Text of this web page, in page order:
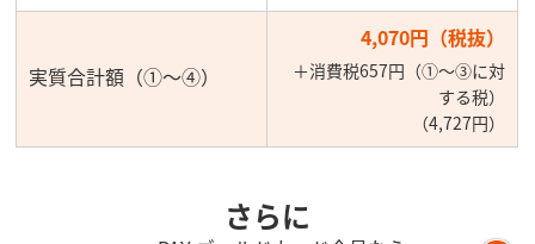
実質合計額（①～④）
4,070円（税抜）
＋消費税657円（①～③に対
する税）
（4,727円）
さらに